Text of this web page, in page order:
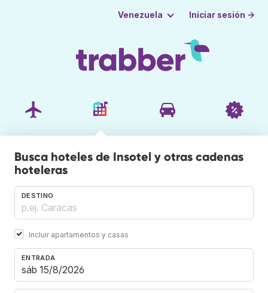
Venezuela Iniciar sesión →
Busca hoteles de Insotel y otras cadenas
hoteleras
DESTINO
Incluir apartamentos y casas
ENTRADA